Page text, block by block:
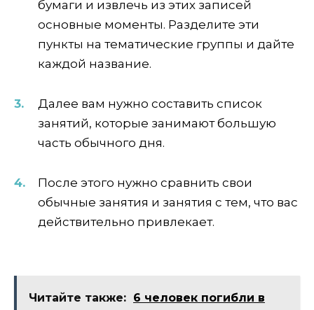
бумаги и извлечь из этих записей
основные моменты. Разделите эти
пункты на тематические группы и дайте
каждой название.
Далее вам нужно составить список
занятий, которые занимают большую
часть обычного дня.
После этого нужно сравнить свои
обычные занятия и занятия с тем, что вас
действительно привлекает.
Читайте также: 6 человек погибли в